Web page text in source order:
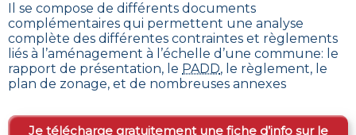
Il se compose de différents documents
complémentaires qui permettent une analyse
complète des différentes contraintes et règlements
liés à l’aménagement à l’échelle d’une commune: le
rapport de présentation, le PADD, le règlement, le
plan de zonage, et de nombreuses annexes
Je télécharge gratuitement une fiche d’info sur le